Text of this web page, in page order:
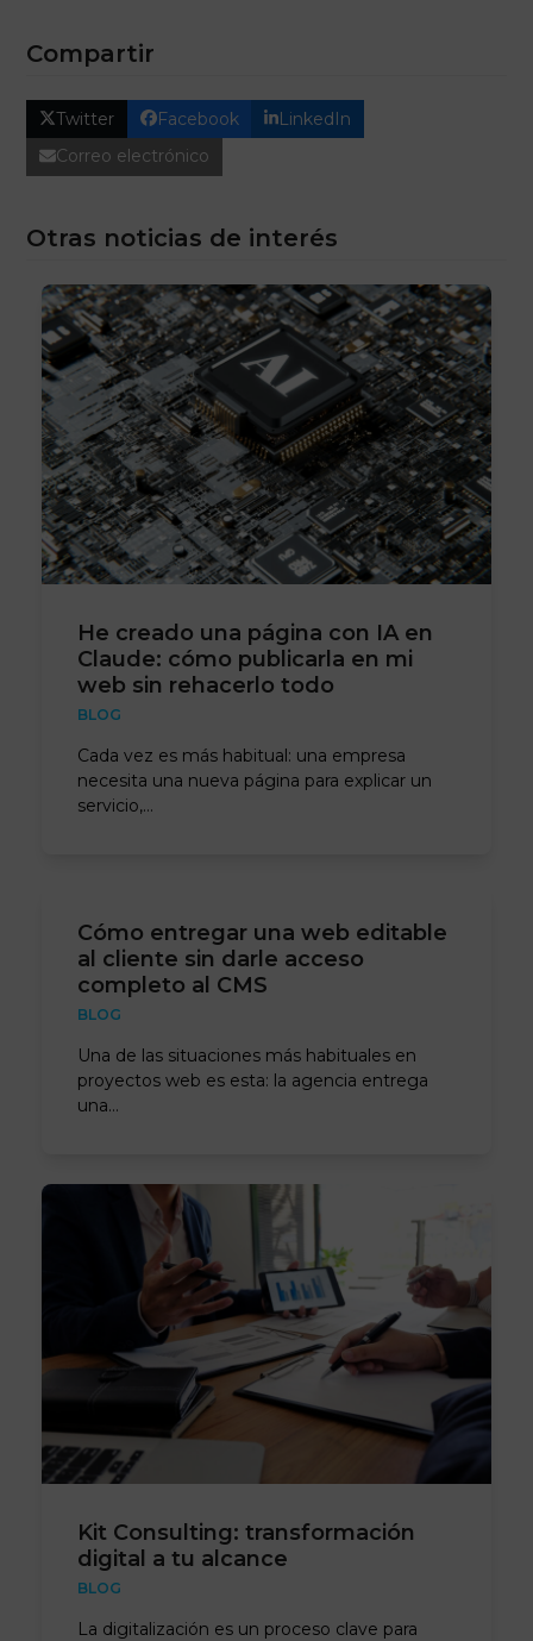
Compartir
Twitter Facebook
LinkedIn
Correo electrónico
Otras noticias de interés
He creado una página con IA en
Claude: cómo publicarla en mi
web sin rehacerlo todo
BLOG
Cada vez es más habitual: una empresa
necesita una nueva página para explicar un
servicio,…
Cómo entregar una web editable
al cliente sin darle acceso
completo al CMS
BLOG
Una de las situaciones más habituales en
proyectos web es esta: la agencia entrega
una…
Kit Consulting: transformación
digital a tu alcance
BLOG
La digitalización es un proceso clave para